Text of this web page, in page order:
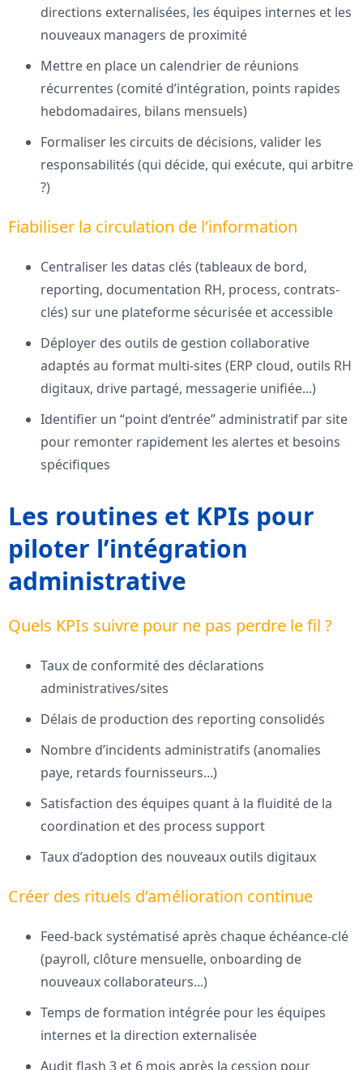
directions externalisées, les équipes internes et les
nouveaux managers de proximité
Mettre en place un calendrier de réunions
récurrentes (comité d’intégration, points rapides
hebdomadaires, bilans mensuels)
Formaliser les circuits de décisions, valider les
responsabilités (qui décide, qui exécute, qui arbitre
?)
Fiabiliser la circulation de l’information
Centraliser les datas clés (tableaux de bord,
reporting, documentation RH, process, contrats-
clés) sur une plateforme sécurisée et accessible
Déployer des outils de gestion collaborative
adaptés au format multi-sites (ERP cloud, outils RH
digitaux, drive partagé, messagerie unifiée...)
Identifier un “point d’entrée” administratif par site
pour remonter rapidement les alertes et besoins
spécifiques
Les routines et KPIs pour
piloter l’intégration
administrative
Quels KPIs suivre pour ne pas perdre le fil ?
Taux de conformité des déclarations
administratives/sites
Délais de production des reporting consolidés
Nombre d’incidents administratifs (anomalies
paye, retards fournisseurs...)
Satisfaction des équipes quant à la fluidité de la
coordination et des process support
Taux d’adoption des nouveaux outils digitaux
Créer des rituels d’amélioration continue
Feed-back systématisé après chaque échéance-clé
(payroll, clôture mensuelle, onboarding de
nouveaux collaborateurs...)
Temps de formation intégrée pour les équipes
internes et la direction externalisée
Audit flash 3 et 6 mois après la cession pour